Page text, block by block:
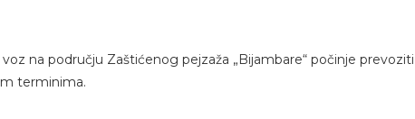
na području Zaštićenog pejzaža „Bijambare“ počinje prevoziti
terminima.